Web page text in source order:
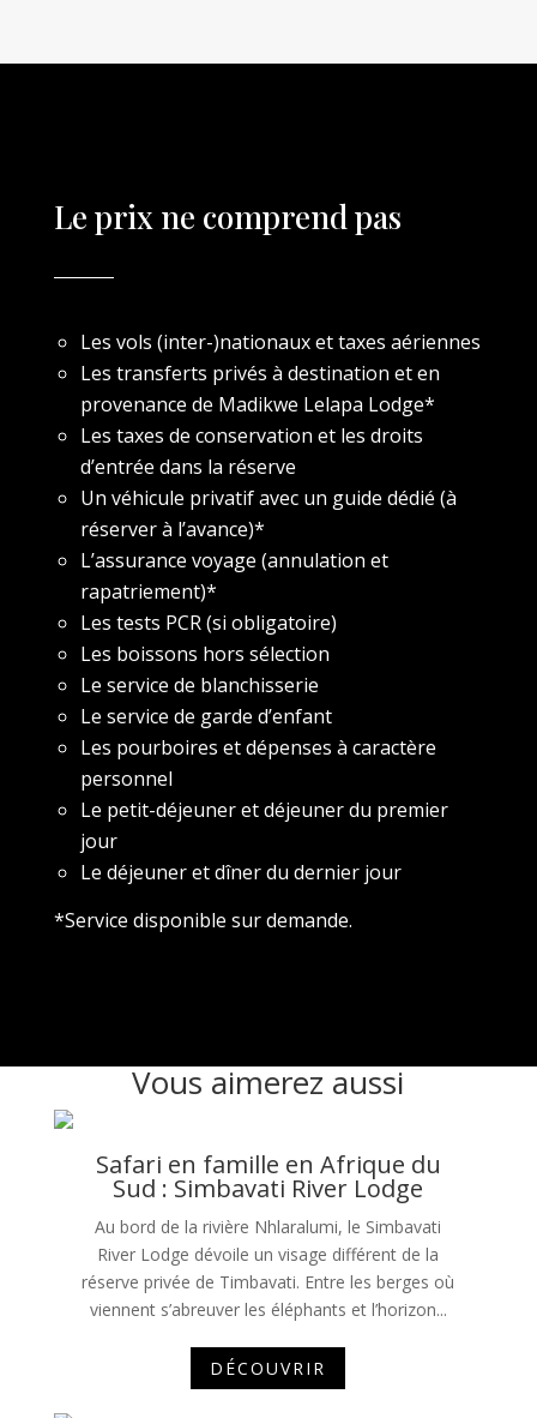
Le prix ne comprend pas
Les vols (inter-)nationaux et taxes aériennes
Les transferts privés à destination et en
provenance de Madikwe Lelapa Lodge*
Les taxes de conservation et les droits
d’entrée dans la réserve
Un véhicule privatif avec un guide dédié (à
réserver à l’avance)*
L’assurance voyage (annulation et
rapatriement)*
Les tests PCR (si obligatoire)
Les boissons hors sélection
Le service de blanchisserie
Le service de garde d’enfant
Les pourboires et dépenses à caractère
personnel
Le petit-déjeuner et déjeuner du premier
jour
Le déjeuner et dîner du dernier jour
*Service disponible sur demande.
Vous aimerez aussi
Safari en famille en Afrique du
Sud : Simbavati River Lodge
Au bord de la rivière Nhlaralumi, le Simbavati
River Lodge dévoile un visage différent de la
réserve privée de Timbavati. Entre les berges où
viennent s’abreuver les éléphants et l’horizon...
DÉCOUVRIR